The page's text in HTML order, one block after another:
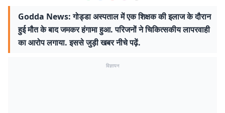
Godda News: गोड्डा अस्पताल में एक शिक्षक की इलाज के दौरान
हुई मौत के बाद जमकर हंगामा हुआ. परिजनों ने चिकित्सकीय लापरवाही
का आरोप लगाया. इससे जुड़ी खबर नीचे पढ़ें.
विज्ञापन